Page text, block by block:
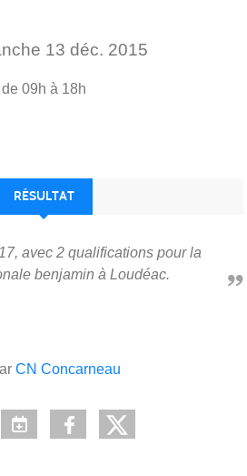
13 déc. 2015
de 09h à 18h
RÉSULTAT
benjamin à Loudéac.
CN Concarneau